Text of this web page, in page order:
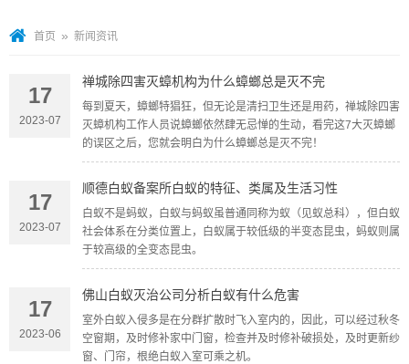
首页 » 新闻资讯
17
2023-07
禅城除四害灭蟑机构为什么蟑螂总是灭不完
每到夏天，蟑螂特猖狂，但无论是清扫卫生还是用药，禅城除四害
灭蟑机构工作人员说蟑螂依然肆无忌惮的生动，看完这7大灭蟑螂
的误区之后，您就会明白为什么蟑螂总是灭不完！
17
2023-07
顺德白蚁备案所白蚁的特征、类属及生活习性
白蚁不是蚂蚁，白蚁与蚂蚁虽普通同称为蚁（见蚁总科），但白蚁
社会体系在分类位置上，白蚁属于较低级的半变态昆虫，蚂蚁则属
于较高级的全变态昆虫。
17
2023-06
佛山白蚁灭治公司分析白蚁有什么危害
室外白蚁入侵多是在分群扩散时飞入室内的，因此，可以经过秋冬
空窗期，及时修补家中门窗，检查并及时修补破损处，及时更新纱
窗、门帘，根绝白蚁入室可乘之机。